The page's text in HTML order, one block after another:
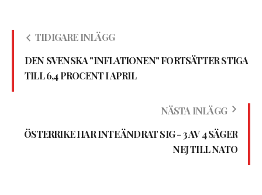
TIDIGARE INLÄGG
DEN SVENSKA "INFLATIONEN" FORTSÄTTER STIGA
TILL 6,4 PROCENT I APRIL
NÄSTA INLÄGG
ÖSTERRIKE HAR INTE ÄNDRAT SIG - 3 AV 4 SÄGER
NEJ TILL NATO